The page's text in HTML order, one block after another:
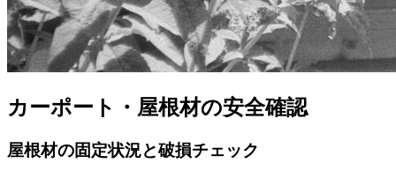
カーポート・屋根材の安全確認
屋根材の固定状況と破損チェック